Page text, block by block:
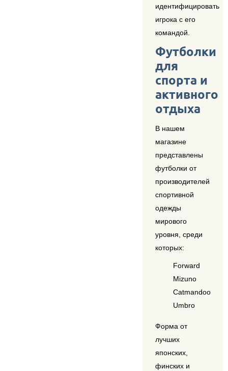
идентифицировать
игрока с его
командой.
Футболки
для
спорта и
активного
отдыха
В нашем
магазине
представлены
футболки от
производителей
спортивной
одежды
мирового
уровня, среди
которых:
Forward
Mizuno
Catmandoo
Umbro
Форма от
лучших
японских,
финских и